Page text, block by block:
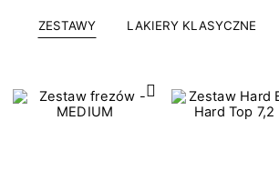
ZESTAWY LAKIERY KLASYCZNE